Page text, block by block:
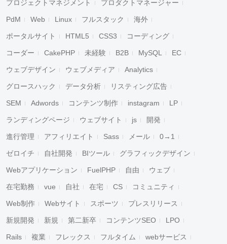
プロジェクトマネジメント プロダクトマネージャー
PdM Web Linux フルスタック 海外
ポータルサイト HTML5 CSS3 コーディング
コーダー CakePHP 未経験 B2B MySQL EC
ウェブデザイン ウェブメディア Analytics
グロースハック データ分析 リスティング広告
SEM Adwords コンテンツ制作 instagram LP
ランディングページ ウェブサイト js 開発
進行管理 アフィリエイト Sass メール 0→1
ゼロイチ 自社開発 BIツール グラフィックデザイン
Webアプリケーション FuelPHP 自由 ウェブ
在宅勤務 vue 自社 在宅 CS コミュニティ
Web制作 Webサイト スポーツ プレスリリース
新規開発 新規 第二新卒 コンテンツSEO LPO
Rails 複業 フレックス フルタイム webサービス